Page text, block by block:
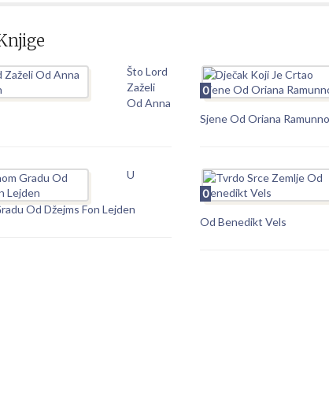
Što Lord
Zaželi
Od Anna
0
Sjene Od Oriana Ramunno
U
Od Džejms Fon Lejden
0
Od Benedikt Vels